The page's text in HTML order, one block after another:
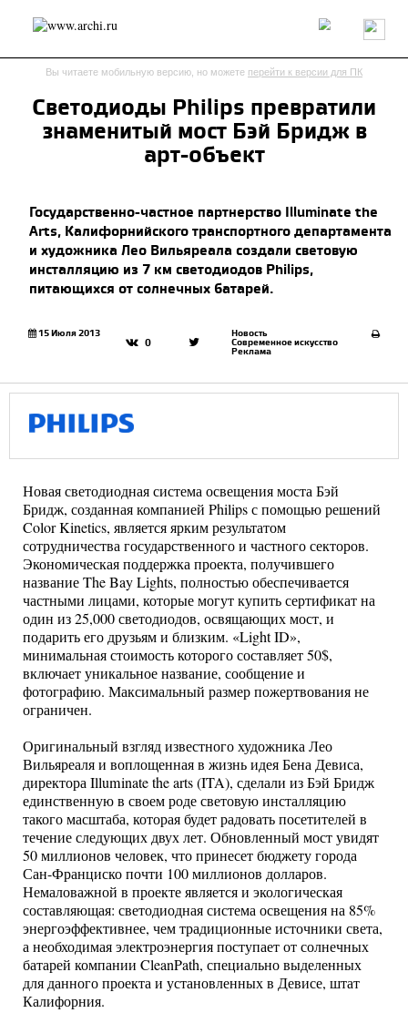
Россия Мир Технологии Интерьер Пресса
Архитекторы
Анонсы конкурсов
Блог
Интервью Исследование
Репортаж
Рецензия Архитектура
Выставка
Дизайн
Иностранцы в России
Интерьер
Книги
Наследие Образование
Урбанистика
Эко
Вы читаете мобильную версию, но можете перейти к версии для ПК
Светодиоды Philips превратили
знаменитый мост Бэй Бридж в
арт-объект
Государственно-частное партнерство Illuminate the
Arts, Калифорнийского транспортного департамента
и художника Лео Вильяреала создали световую
инсталляцию из 7 км светодиодов Philips,
питающихся от солнечных батарей.
15 Июля 2013
0
Новость
Современное искусство
Реклама
Новая светодиодная система освещения моста Бэй
Бридж, созданная компанией Philips с помощью решений
Color Kinetics, является ярким результатом
сотрудничества государственного и частного секторов.
Экономическая поддержка проекта, получившего
название The Bay Lights, полностью обеспечивается
частными лицами, которые могут купить сертификат на
один из 25,000 светодиодов, освящающих мост, и
подарить его друзьям и близким. «Light ID»,
минимальная стоимость которого составляет 50$,
включает уникальное название, сообщение и
фотографию. Максимальный размер пожертвования не
ограничен.
Оригинальный взгляд известного художника Лео
Вильяреаля и воплощенная в жизнь идея Бена Девиса,
директора Illuminate the arts (ITA), сделали из Бэй Бридж
единственную в своем роде световую инсталляцию
такого масштаба, которая будет радовать посетителей в
течение следующих двух лет. Обновленный мост увидят
50 миллионов человек, что принесет бюджету города
Сан-Франциско почти 100 миллионов долларов.
Немаловажной в проекте является и экологическая
составляющая: светодиодная система освещения на 85%
энергоэффективнее, чем традиционные источники света,
а необходимая электроэнергия поступает от солнечных
батарей компании CleanPath, специально выделенных
для данного проекта и установленных в Девисе, штат
Калифорния.